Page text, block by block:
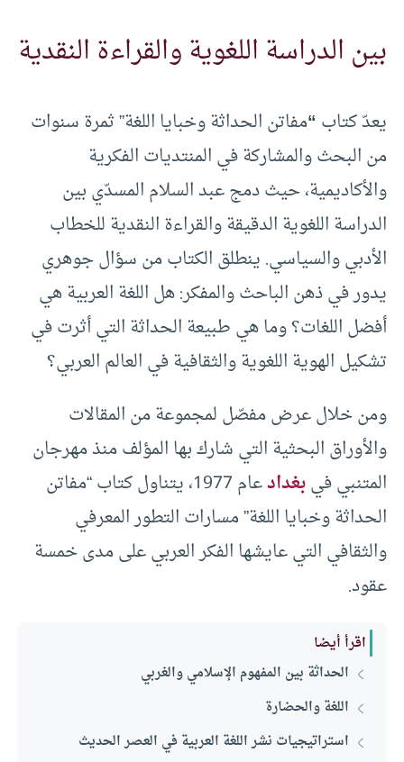
بين الدراسة اللغوية والقراءة النقدية
يعدّ كتاب “مفاتن الحداثة وخبايا اللغة” ثمرة سنوات
من البحث والمشاركة في المنتديات الفكرية
والأكاديمية، حيث دمج عبد السلام المسدّي بين
الدراسة اللغوية الدقيقة والقراءة النقدية للخطاب
الأدبي والسياسي. ينطلق الكتاب من سؤال جوهري
يدور في ذهن الباحث والمفكر: هل اللغة العربية هي
أفضل اللغات؟ وما هي طبيعة الحداثة التي أثرت في
تشكيل الهوية اللغوية والثقافية في العالم العربي؟
ومن خلال عرض مفصّل لمجموعة من المقالات
والأوراق البحثية التي شارك بها المؤلف منذ مهرجان
المتنبي فيبغداد
عام 1977، يتناول كتاب “مفاتن
الحداثة وخبايا اللغة” مسارات التطور المعرفي
والثقافي التي عايشها الفكر العربي على مدى خمسة
عقود.
اقرأ أيضا
الحداثة بين المفهوم الإسلامي والغربي
اللغة والحضارة
استراتيجيات نشر اللغة العربية في العصر الحديث